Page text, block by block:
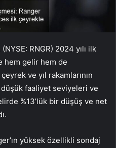
RNGR) 2024 yılı ilk
hem gelir hem de
ve yıl rakamlarının
faaliyet seviyeleri ve
%13’lük bir düşüş ve net
yüksek özellikli sondaj